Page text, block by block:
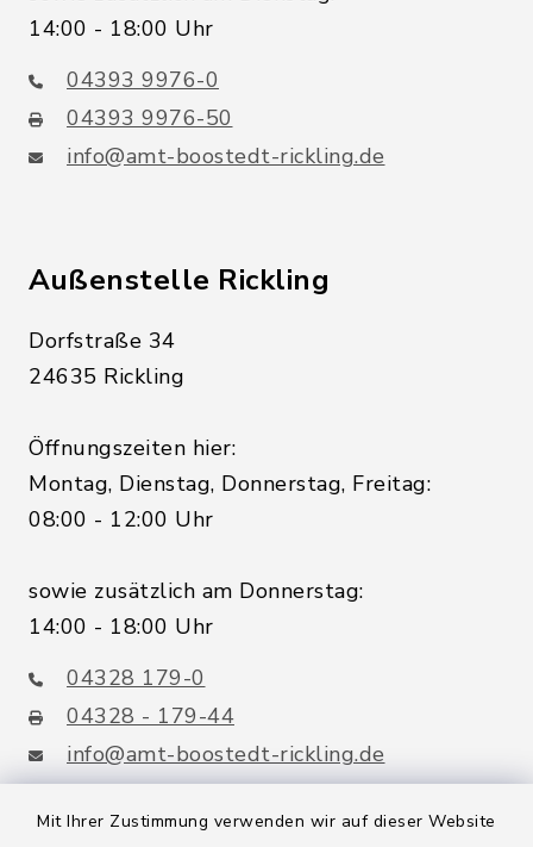
Mit Ihrer Zustimmung verwenden wir auf dieser Website
14:00 - 18:00 Uhr
04393 9976-0
04393 9976-50
info@amt-boostedt-rickling.de
Außenstelle Rickling
Dorfstraße 34
24635 Rickling
Öffnungszeiten hier:
Montag, Dienstag, Donnerstag, Freitag:
08:00 - 12:00 Uhr
sowie zusätzlich am Donnerstag:
14:00 - 18:00 Uhr
04328 179-0
04328 - 179-44
info@amt-boostedt-rickling.de